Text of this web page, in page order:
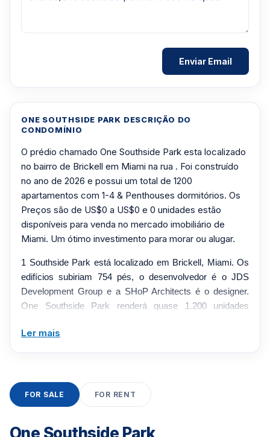
ONE SOUTHSIDE PARK DESCRIÇÃO DO
CONDOMÍNIO
O prédio chamado One Southside Park esta localizado
no bairro de Brickell em Miami na rua . Foi construído
no ano de 2026 e possui um total de 1200
apartamentos com 1-4 & Penthouses dormitórios. Os
Preços são de US$0 a US$0 e 0 unidades estão
disponíveis para venda no mercado imobiliário de
Miami. Um ótimo investimento para morar ou alugar.
1 Southside Park está localizado em Brickell, Miami. Os
edifícios subiriam 754 pés, o desenvolvedor é o JDS
Development Group e a SHoP Architects é o designer.
One Southside Park renderá quase 1.200 unidades
de escritório Classe A, 23.312 pés quadrados de espaço
bombeiros de 32.000 pés quadrados e 1.000 vagas de
estacionamento.
Ler mais
FOR SALE FOR RENT
One Southside Park